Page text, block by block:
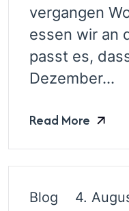
vergangen
essen wir an
passt es,
Dezember...
Read More
Blog 4.